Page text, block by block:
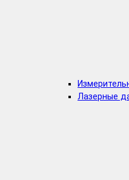
Лазерные